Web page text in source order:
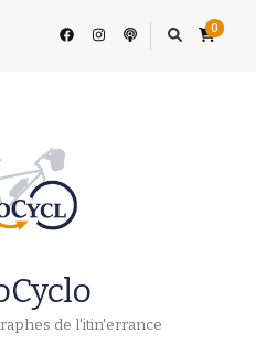
0
de l'itin'errance